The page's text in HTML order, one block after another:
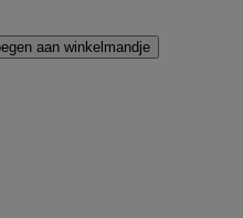
aan winkelmandje